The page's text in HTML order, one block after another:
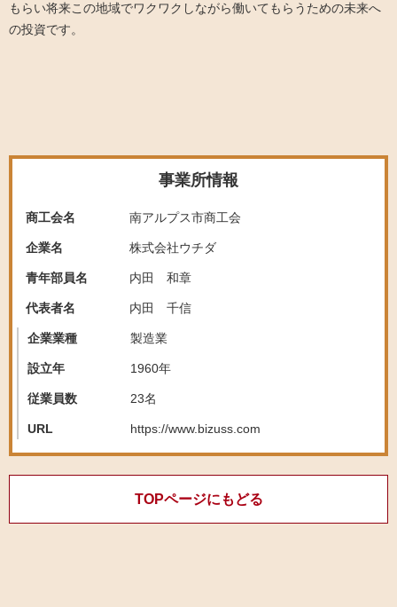
もらい将来この地域でワクワクしながら働いてもらうための未来へ
の投資です。
事業所情報
商工会名 南アルプス市商工会
企業名 株式会社ウチダ
青年部員名 内田 和章
代表者名 内田 千信
企業業種 製造業
設立年 1960年
従業員数 23名
URL https://www.bizuss.com
TOPページにもどる